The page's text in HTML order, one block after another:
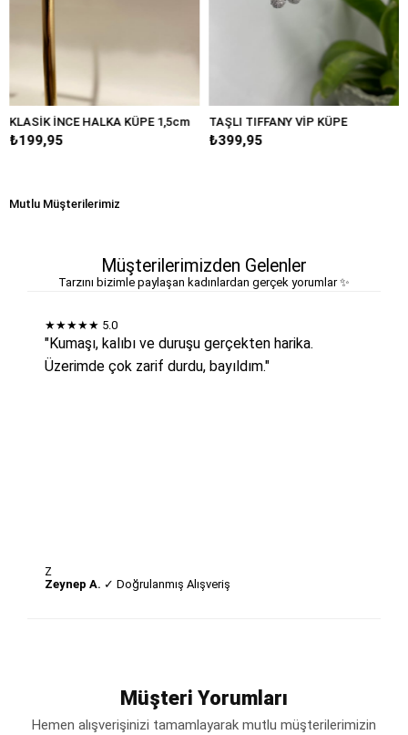
İNCE HALKA KÜPE 1,5cm TAŞLI TIFFANY VİP KÜPE
₺399,95
Mutlu Müşterilerimiz
Müşterilerimizden Gelenler
Tarzını bizimle paylaşan kadınlardan gerçek yorumlar ✨
★★★★★ 5.0
"Kumaşı, kalıbı ve duruşu gerçekten harika.
Üzerimde çok zarif durdu, bayıldım."
Z
Zeynep A. ✓ Doğrulanmış Alışveriş
Müşteri Yorumları
Hemen alışverişinizi tamamlayarak mutlu müşterilerimizin